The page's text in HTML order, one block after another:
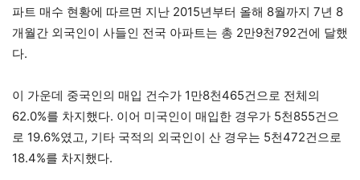
파트 매수 현황에 따르면 지난 2015년부터 올해 8월까지 7년 8
개월간 외국인이 사들인 전국 아파트는 총 2만9천792건에 달했
다.
이 가운데 중국인의 매입 건수가 1만8천465건으로 전체의
62.0%를 차지했다. 이어 미국인이 매입한 경우가 5천855건으
로 19.6%였고, 기타 국적의 외국인이 산 경우는 5천472건으로
18.4%를 차지했다.